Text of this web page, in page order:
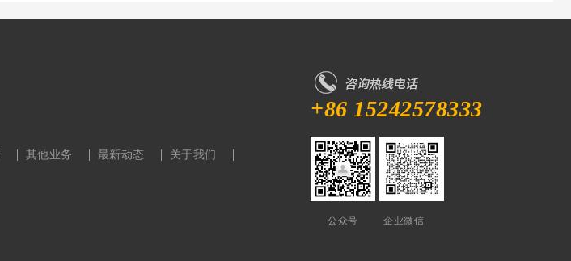
其他业务 最新动态 关于我们
+86 15242578333
公众号 企业微信